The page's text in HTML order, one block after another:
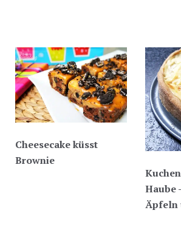
Cheesecake küsst
Brownie
Haube
Äpfeln